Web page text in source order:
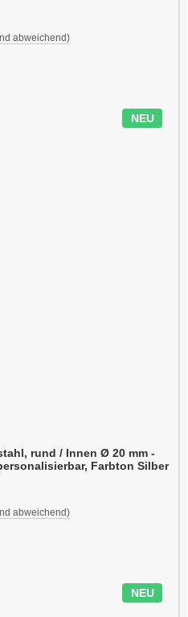
abweichend)
NEU
rund / Innen Ø 20 mm -
Farbton Silber
abweichend)
NEU